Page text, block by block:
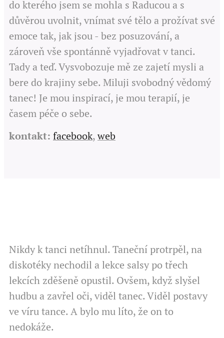
do kterého jsem se mohla s Raducou a s
důvěrou uvolnit, vnímat své tělo a prožívat své
emoce tak, jak jsou - bez posuzování, a
zároveň vše spontánně vyjadřovat v tanci.
Tady a teď. Vysvobozuje mě ze zajetí mysli a
bere do krajiny sebe. Miluji svobodný vědomý
tanec! Je mou inspirací, je mou terapií, je
časem péče o sebe.
kontakt: facebook,web
Nikdy k tanci netíhnul. Taneční protrpěl, na
diskotéky nechodil a lekce salsy po třech
lekcích zděšeně opustil. Ovšem, když slyšel
hudbu a zavřel oči, viděl tanec. Viděl postavy
ve víru tance. A bylo mu líto, že on to
nedokáže.